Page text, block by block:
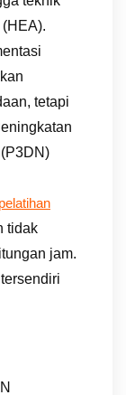
tetapi
pelatihan
tidak
jam.